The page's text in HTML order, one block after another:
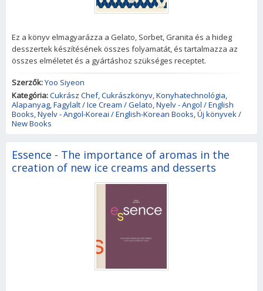
Ez a könyv elmagyarázza a Gelato, Sorbet, Granita és a hideg
desszertek készítésének összes folyamatát, és tartalmazza az
összes elméletet és a gyártáshoz szükséges receptet.
Szerzők:Yoo Siyeon
Kategória:Cukrász Chef,Cukrászkönyv,Konyhatechnológia,
Alapanyag,Fagylalt / Ice Cream / Gelato,Nyelv - Angol / English
Books,Nyelv - Angol-Koreai / English-Korean Books,Új könyvek /
New Books
Essence - The importance of aromas in the
creation of new ice creams and desserts